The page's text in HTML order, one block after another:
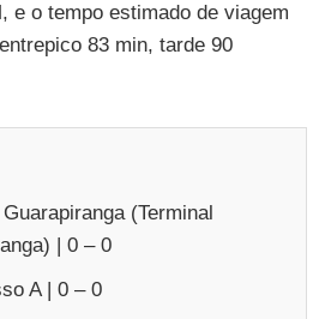
e o tempo estimado de viagem
83 min, tarde 90
(Terminal
| 0 – 0
A | 0 – 0